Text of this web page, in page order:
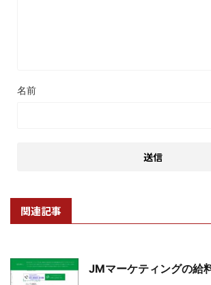
名前
関連記事
JMマーケティングの給